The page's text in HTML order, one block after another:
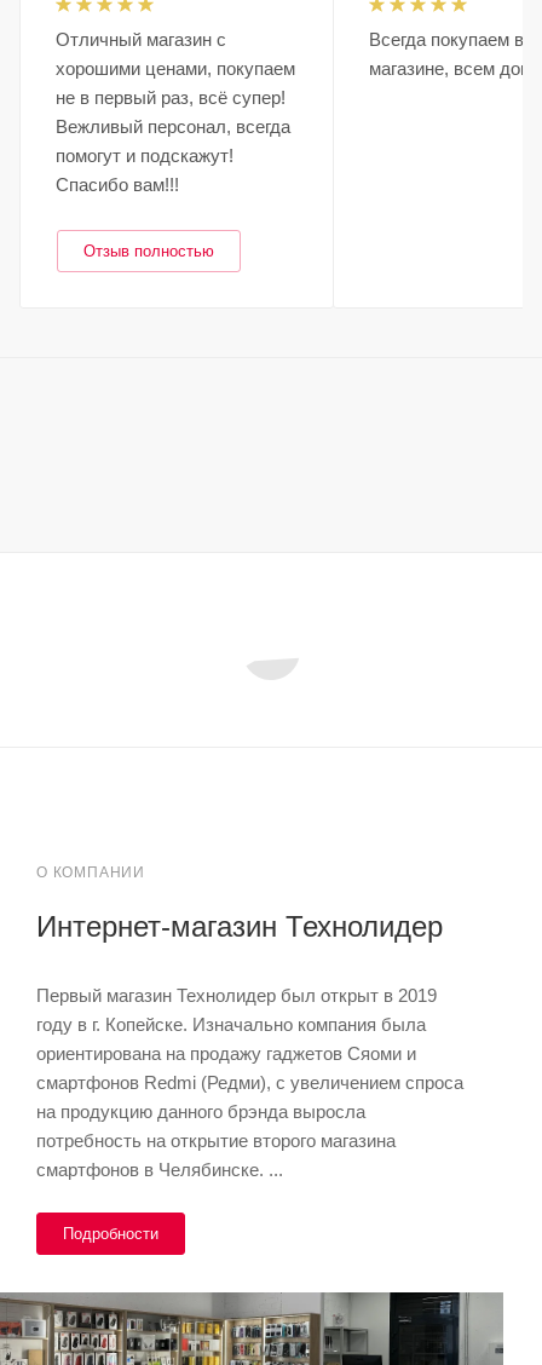
Отличный магазин с
хорошими ценами, покупаем
не в первый раз, всë супер!
Вежливый персонал, всегда
помогут и подскажут!
Спасибо вам!!!
Отзыв полностью
Всегда покупаем в
магазине, всем
О КОМПАНИИ
Интернет-магазин Технолидер
Первый магазин Технолидер был открыт в 2019
году в г. Копейске. Изначально компания была
ориентирована на продажу гаджетов Сяоми и
смартфонов Redmi (Редми), с увеличением спроса
на продукцию данного брэнда выросла
потребность на открытие второго магазина
смартфонов в Челябинске. ...
Подробности